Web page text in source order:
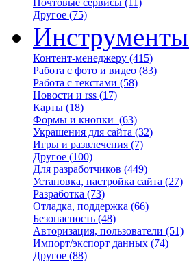
Почтовые сервисы (11)
Другое (75)
Инструменты
Контент-менеджеру (415)
Работа с фото и видео (83)
Работа с текстами (58)
Новости и rss (17)
Карты (18)
Формы и кнопки (63)
Украшения для сайта (32)
Игры и развлечения (7)
Другое (100)
Для разработчиков (449)
Установка, настройка сайта (27)
Разработка (73)
Отладка, поддержка (66)
Безопасность (48)
Авторизация, пользователи (51)
Импорт/экспорт данных (74)
Другое (88)